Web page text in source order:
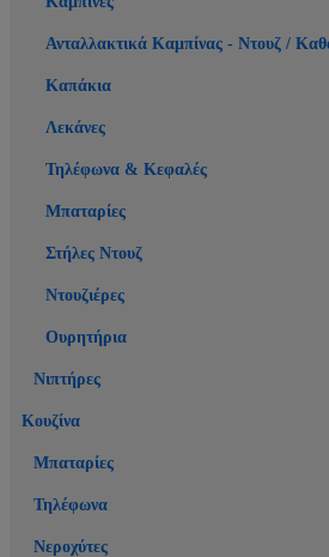
Ανταλλακτικά Καμπίνας - Ντουζ /
Καπάκια
Λεκάνες
Τηλέφωνα & Κεφαλές
Μπαταρίες
Στήλες Ντουζ
Ντουζιέρες
Ουρητήρια
Νιπτήρες
Κουζίνα
Μπαταρίες
Τηλέφωνα
Νεροχύτες